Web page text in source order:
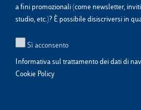
a fini promozionali (come newsletter,
studio, etc.)? È possibile disiscriversi in
Sì acconsento
Informativa sul trattamento dei dati di
Cookie Policy